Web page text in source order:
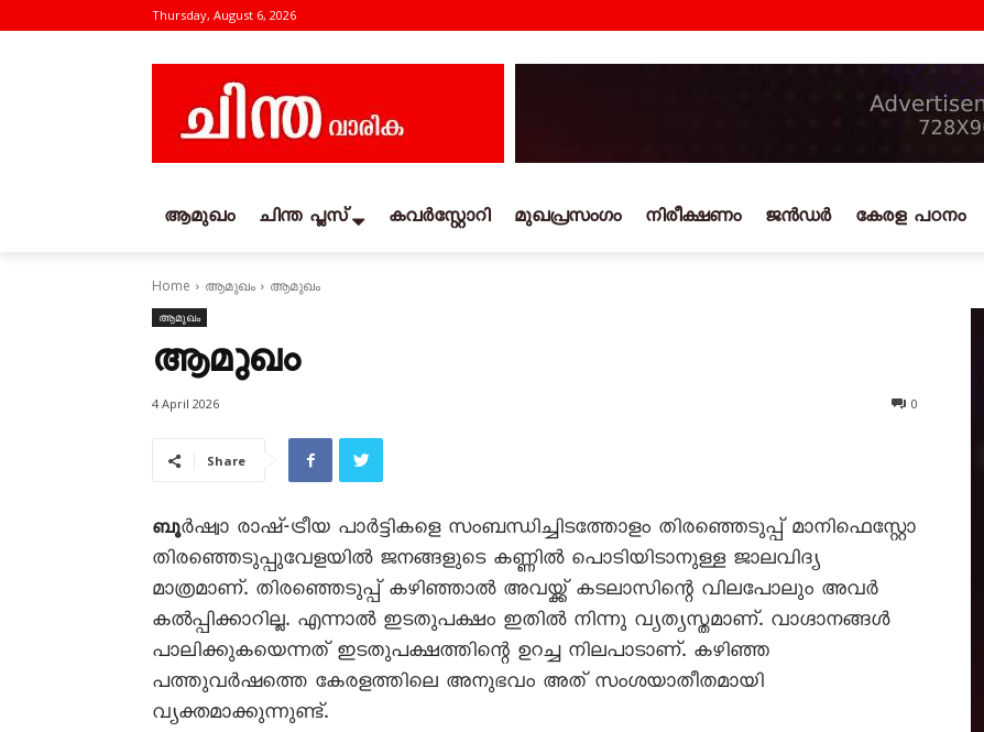
Thursday, August 6, 2026
ആമുഖം ചിന്ത പ്ലസ് കവര്‍സ്റ്റോറി മുഖപ്രസംഗം നിരീക്ഷണം ജൻഡർ കേരള പഠനം
Home ആമുഖം ആമുഖം
ആമുഖം
ആമുഖം
4 April 2026 0
Share
ബൂർഷ്വാ രാഷ്-‍ട്രീയ പാർട്ടികളെ സംബന്ധിച്ചിടത്തോളം തിരഞ്ഞെടുപ്പ് മാനിഫെസ്റ്റോ
തിരഞ്ഞെടുപ്പുവേളയിൽ ജനങ്ങളുടെ കണ്ണിൽ പൊടിയിടാനുള്ള ജാലവിദ്യ
മാത്രമാണ്. തിരഞ്ഞെടുപ്പ് കഴിഞ്ഞാൽ അവയ്ക്ക് കടലാസിന്റെ വിലപോലും അവർ
കൽപ്പിക്കാറില്ല. എന്നാൽ ഇടതുപക്ഷം ഇതിൽ നിന്നു വ്യത്യസ്തമാണ്. വാഗ്ദാനങ്ങൾ
പാലിക്കുകയെന്നത് ഇടതുപക്ഷത്തിന്റെ ഉറച്ച നിലപാടാണ്. കഴിഞ്ഞ
പത്തുവർഷത്തെ കേരളത്തിലെ അനുഭവം അത് സംശയാതീതമായി
വ്യക്തമാക്കുന്നുണ്ട്.